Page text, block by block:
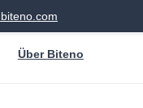
Über Biteno